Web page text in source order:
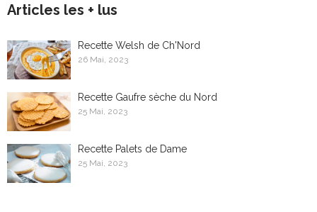
Articles les + lus
Recette Welsh de Ch'Nord
26 Mai, 2023
Recette Gaufre sèche du Nord
25 Mai, 2023
Recette Palets de Dame
25 Mai, 2023